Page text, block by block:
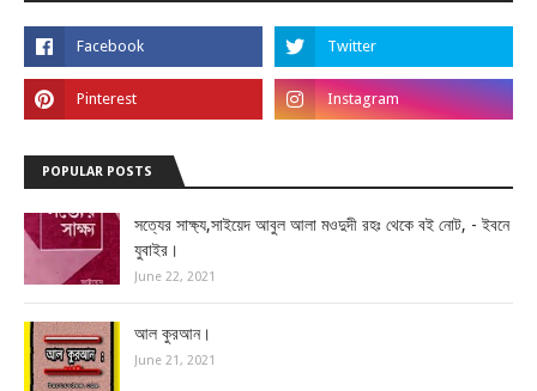
POPULAR POSTS
সত্যের সাক্ষ্য,সাইয়েদ আবুল আলা মওদুদী রহঃ থেকে বই নোট, - ইবনে
যুবাইর।
June 22, 2021
আল কুরআন।
June 21, 2021